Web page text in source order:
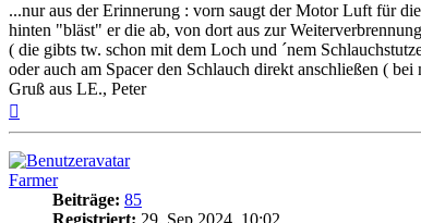
...nur aus der Erinnerung : vorn saugt der Motor Luft für
hinten "bläst" er die ab, von dort aus zur
( die gibts tw. schon mit dem Loch und ´nem
oder auch am Spacer den Schlauch direkt anschließen (
Gruß aus LE., Peter
Farmer
Beiträge: 85
Registriert: 29. Sep 2024, 10:02